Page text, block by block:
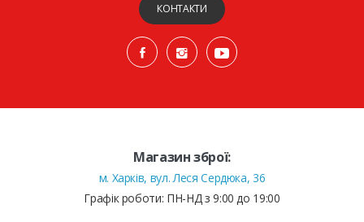
КОНТАКТИ
Магазин зброї:
м. Харків, вул. Леся Сердюка, 36
Графік роботи: ПН-НД з 9:00 до 19:00